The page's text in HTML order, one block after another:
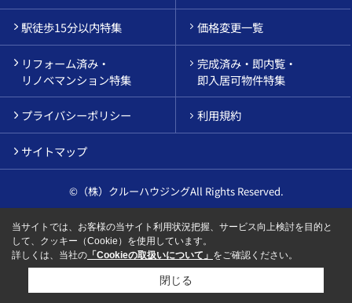
駅徒歩15分以内特集 価格変更一覧
リフォーム済み・
リノベマンション特集
完成済み・即内覧・
即入居可物件特集
プライバシーポリシー 利用規約
サイトマップ
©（株）クルーハウジングAll Rights Reserved.
当サイトでは、お客様の当サイト利用状況把握、サービス向上検討を目的と
して、クッキー（Cookie）を使用しています。
詳しくは、当社の 「Cookieの取扱いについて」 をご確認ください。
閉じる